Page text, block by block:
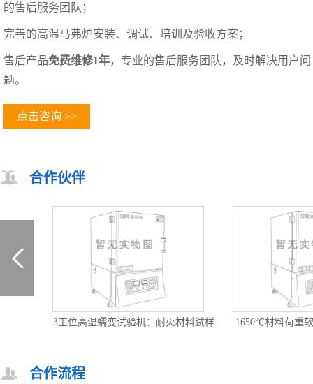
的售后服务团队；
完善的高温马弗炉安装、调试、培训及验收方案；
售后产品免费维修1年，专业的售后服务团队，及时解决用户问
题。
点击咨询 >>
合作伙伴
3工位高温蠕变试验机：耐火材料试样
1650℃材料荷重
合作流程